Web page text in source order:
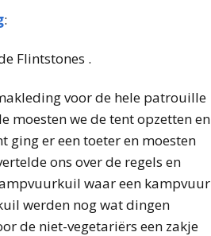
:
Flintstones .
voor de hele patrouille
moesten we de tent opzetten en
ging er een toeter en moesten
ons over de regels en
waar een kampvuur
werden nog wat dingen
de niet-vegetariërs een zakje